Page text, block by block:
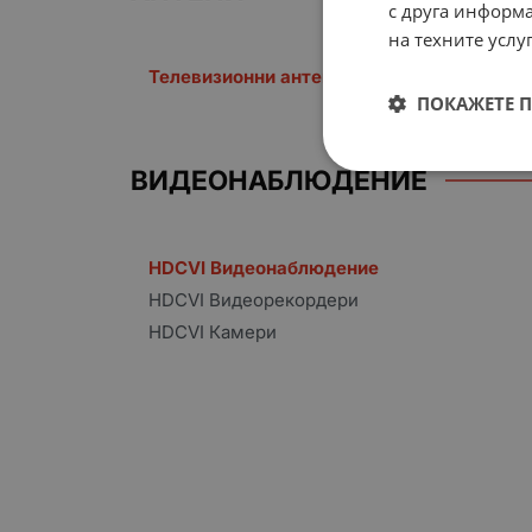
Телевизионни антени и усилватели
ВИДЕОНАБЛЮДЕНИЕ
HDCVI Видеонаблюдение
HDCVI Видеорекордери
HDCVI Камери
с друга
на техните
ПОКАЖЕТЕ